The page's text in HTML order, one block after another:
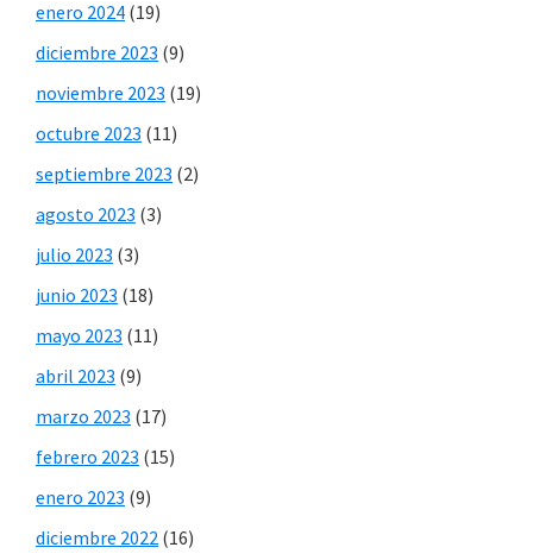
enero 2024 (19)
diciembre 2023 (9)
noviembre 2023 (19)
octubre 2023 (11)
septiembre 2023 (2)
agosto 2023 (3)
julio 2023 (3)
junio 2023 (18)
mayo 2023 (11)
abril 2023 (9)
marzo 2023 (17)
febrero 2023 (15)
enero 2023 (9)
diciembre 2022 (16)